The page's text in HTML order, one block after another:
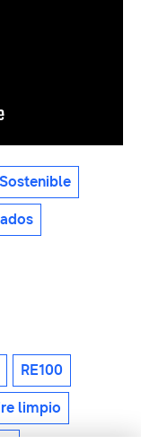
RE100
limpio